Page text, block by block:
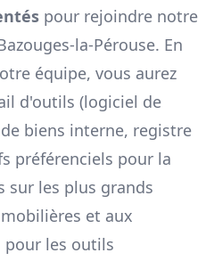
pour rejoindre notre
la-Pérouse. En
équipe, vous aurez
d'outils (logiciel de
biens interne, registre
préférenciels pour la
sur les plus grands
et aux
pour les outils